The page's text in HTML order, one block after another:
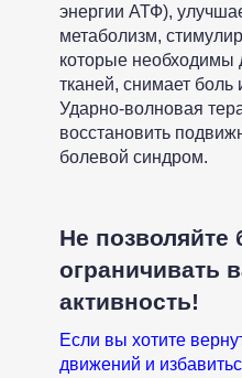
энергии АТФ),
метаболизм,
которые необходимы
тканей, снимает боль
Ударно-волновая
восстановить
болевой синдром.
Если вы хотите
движений и
Не позволяйте
ограничивать
активность!
ДВИЖЕНИЕ – ЭТО
Услуги
Прием невролога
Плазмолифтинг
Кинезиотерапия
Мануальная терапия
Рефлексотерапия
О